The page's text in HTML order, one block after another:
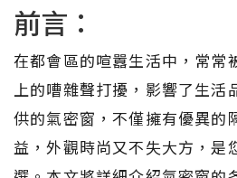
前言：
在都會區的喧囂生活中，常常
上的嘈雜聲打擾，影響了生
供的氣密窗，不僅擁有優異的
益，外觀時尚又不失大方，是